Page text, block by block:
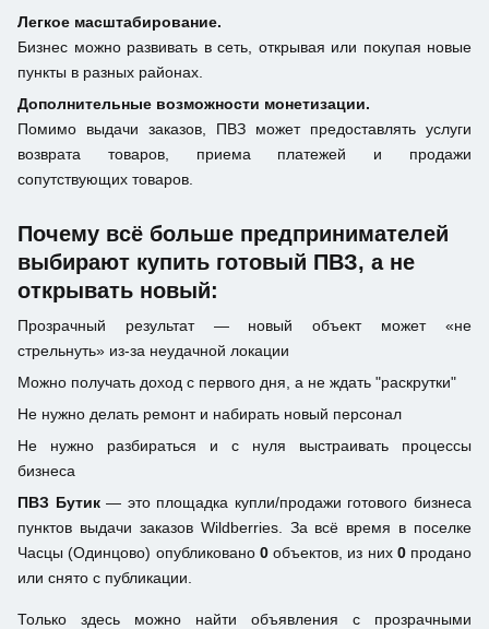
Легкое масштабирование.
Бизнес можно развивать в сеть, открывая или покупая новые
пункты в разных районах.
Дополнительные возможности монетизации.
Помимо выдачи заказов, ПВЗ может предоставлять услуги
возврата товаров, приема платежей и продажи
сопутствующих товаров.
Почему всё больше предпринимателей
выбирают купить готовый ПВЗ, а не
открывать новый:
Прозрачный результат — новый объект может «не
стрельнуть» из-за неудачной локации
Можно получать доход с первого дня, а не ждать "раскрутки"
Не нужно делать ремонт и набирать новый персонал
Не нужно разбираться и с нуля выстраивать процессы
бизнеса
ПВЗ Бутик— это площадка купли/продажи готового бизнеса
пунктов выдачи заказов Wildberries. За всё время в поселке
Часцы (Одинцово) опубликовано 0объектов, из них 0продано
или снято с публикации.
Только здесь можно найти объявления с прозрачными